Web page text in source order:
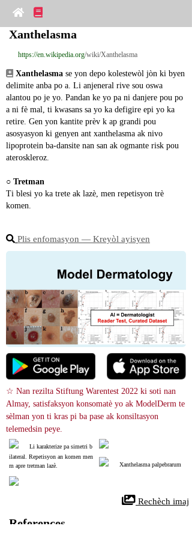
Xanthelasma
https://en.wikipedia.org/wiki/Xanthelasma
Xanthelasma se yon depo kolestewòl jòn ki byen
delimite anba po a. Li anjeneral rive sou oswa
alantou po je yo. Pandan ke yo pa ni danjere pou po
a ni fè mal, ti kwasans sa yo ka defigire epi yo ka
retire. Gen yon kantite prèv k ap grandi pou
asosyasyon ki genyen ant xanthelasma ak nivo
lipoprotein ba-dansite nan san ak ogmante risk pou
ateroskleroz.
○ Tretman
Ti blesi yo ka trete ak lazè, men repetisyon trè
komen.
Plis enfomasyon ― Kreyòl ayisyen
☆ Nan rezilta Stiftung Warentest 2022 ki soti nan
Almay, satisfaksyon konsomatè yo ak ModelDerm te
sèlman yon ti kras pi ba pase ak konsiltasyon
telemedsin peye.
Li karakterize pa simetri b
ilateral. Repetisyon an komen men
m apre tretman lazè.
Xanthelasma palpebrarum
Rechèch imaj
References